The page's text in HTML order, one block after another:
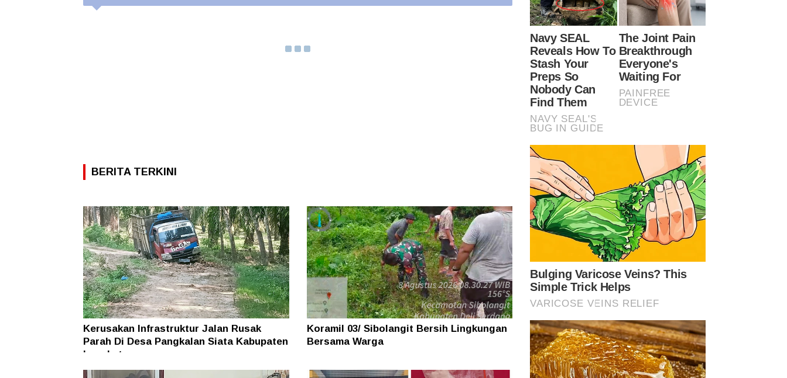
BERITA TERKINI
Kerusakan Infrastruktur Jalan Rusak
Parah Di Desa Pangkalan Siata Kabupaten
Langkat
Koramil 03/ Sibolangit Bersih Lingkungan
Bersama Warga